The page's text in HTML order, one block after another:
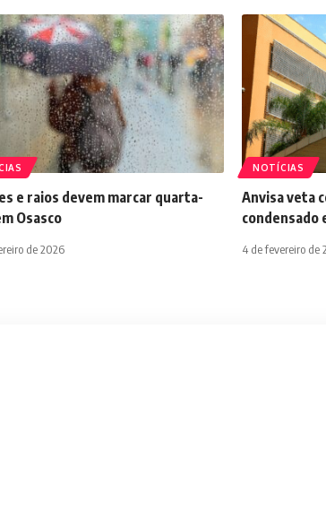
e raios devem marcar quarta-
Osasco
de 2026
NOTÍCIAS
Anvisa veta
condensado
4 de fevereiro de